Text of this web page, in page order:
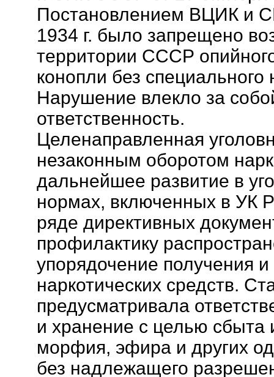
Постановлением ВЦИК и
1934 г. было запрещено
территории СССР
конопли без
Нарушение влекло за
ответственность.
Целенаправленная
незаконным оборотом
дальнейшее развитие в
нормах, включенных в УК
ряде директивных
профилактику
упорядочение получения
наркотических средств.
предусматривала
и хранение с целью сбыта
морфия, эфира и других
без надлежащего